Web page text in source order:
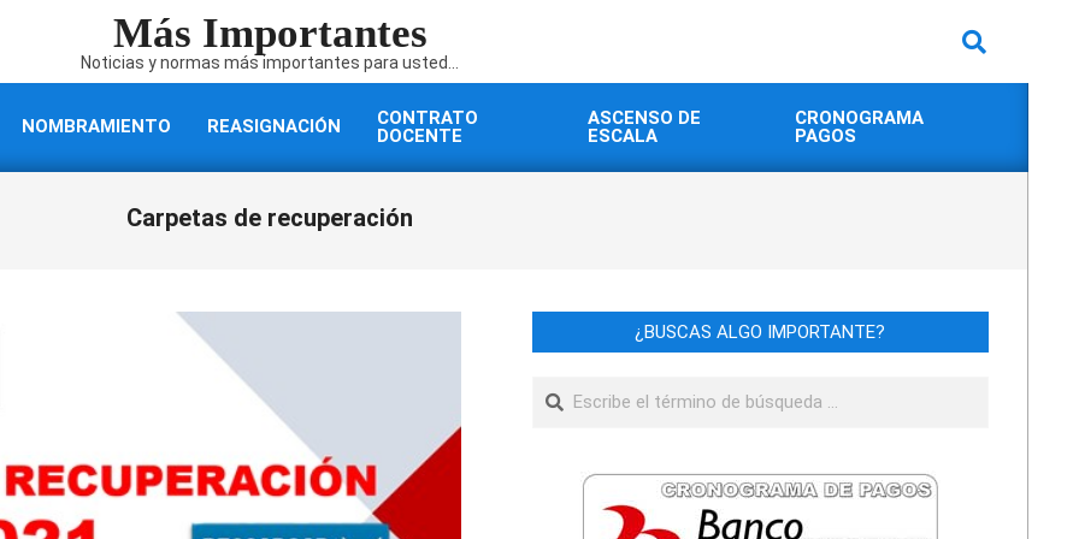
Más Importantes
Noticias y normas más importantes para usted...
Buscar
NOMBRAMIENTO REASIGNACIÓN
CONTRATO
DOCENTE
ASCENSO DE
ESCALA
CRONOGRAMA
PAGOS
Carpetas de recuperación
¿BUSCAS ALGO IMPORTANTE?
Buscar